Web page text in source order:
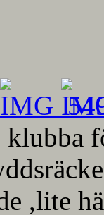
klubba
,lite